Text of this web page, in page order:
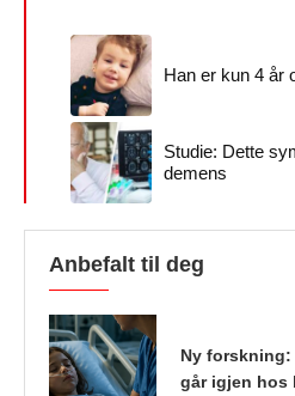
Han er kun 4 år
Studie: Dette
demens
Anbefalt til deg
Ny
går igjen hos